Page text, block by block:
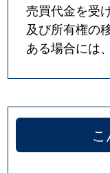
売買代金を受
及び所有権の
ある場合には